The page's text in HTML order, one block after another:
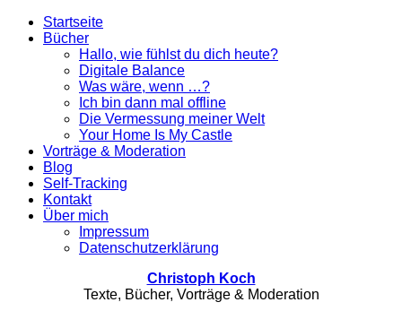
Startseite
Bücher
Hallo, wie fühlst du dich heute?
Digitale Balance
Was wäre, wenn …?
Ich bin dann mal offline
Die Vermessung meiner Welt
Your Home Is My Castle
Vorträge & Moderation
Blog
Self-Tracking
Kontakt
Über mich
Impressum
Datenschutzerklärung
Christoph Koch
Texte, Bücher, Vorträge & Moderation